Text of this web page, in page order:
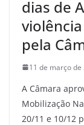
dias de
pela
11 de março de
A Câmara
Mobilização
20/11 e 10/12